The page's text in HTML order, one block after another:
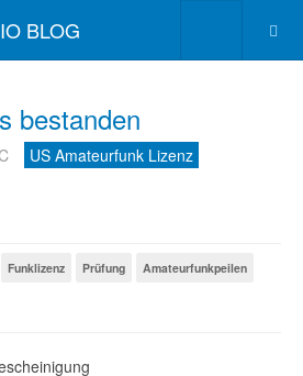
BLOG
bestanden
US Amateurfunk Lizenz
Funklizenz Prüfung
Amateurfunkpeilen